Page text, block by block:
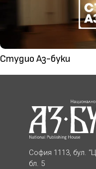
Студио Аз-буки
София 1113, бул.
бл. 5